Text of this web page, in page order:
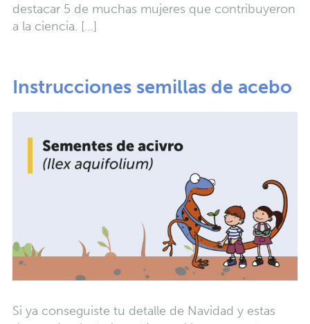
destacar 5 de muchas mujeres que contribuyeron
a la ciencia. […]
Instrucciones semillas de acebo
Si ya conseguiste tu detalle de Navidad y estas